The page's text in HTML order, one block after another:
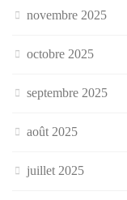
novembre 2025
octobre 2025
septembre 2025
août 2025
juillet 2025